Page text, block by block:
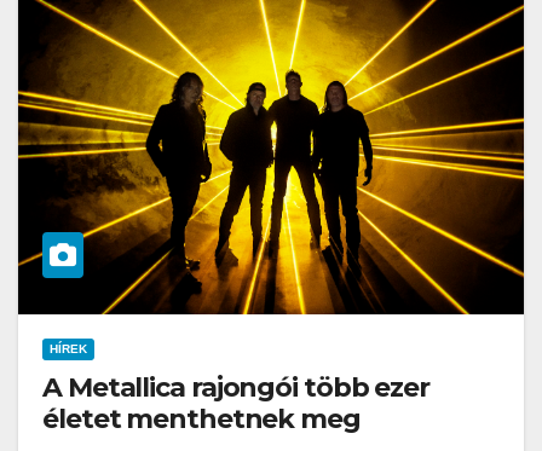
HÍREK
A Metallica rajongói több ezer
életet menthetnek meg